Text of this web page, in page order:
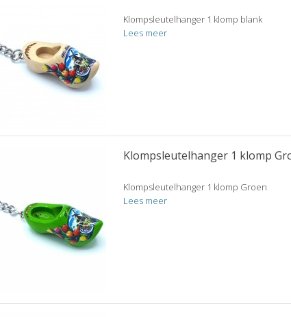
Klompsleutelhanger 1 klomp blank
Lees meer
Klompsleutelhanger 1 klomp
Klompsleutelhanger 1 klomp Groen
Lees meer